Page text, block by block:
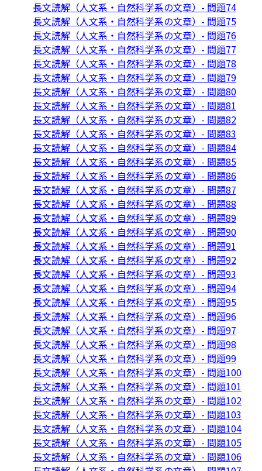
長文読解（人文系・自然科学系の文章）- 問題74
長文読解（人文系・自然科学系の文章）- 問題75
長文読解（人文系・自然科学系の文章）- 問題76
長文読解（人文系・自然科学系の文章）- 問題77
長文読解（人文系・自然科学系の文章）- 問題78
長文読解（人文系・自然科学系の文章）- 問題79
長文読解（人文系・自然科学系の文章）- 問題80
長文読解（人文系・自然科学系の文章）- 問題81
長文読解（人文系・自然科学系の文章）- 問題82
長文読解（人文系・自然科学系の文章）- 問題83
長文読解（人文系・自然科学系の文章）- 問題84
長文読解（人文系・自然科学系の文章）- 問題85
長文読解（人文系・自然科学系の文章）- 問題86
長文読解（人文系・自然科学系の文章）- 問題87
長文読解（人文系・自然科学系の文章）- 問題88
長文読解（人文系・自然科学系の文章）- 問題89
長文読解（人文系・自然科学系の文章）- 問題90
長文読解（人文系・自然科学系の文章）- 問題91
長文読解（人文系・自然科学系の文章）- 問題92
長文読解（人文系・自然科学系の文章）- 問題93
長文読解（人文系・自然科学系の文章）- 問題94
長文読解（人文系・自然科学系の文章）- 問題95
長文読解（人文系・自然科学系の文章）- 問題96
長文読解（人文系・自然科学系の文章）- 問題97
長文読解（人文系・自然科学系の文章）- 問題98
長文読解（人文系・自然科学系の文章）- 問題99
長文読解（人文系・自然科学系の文章）- 問題100
長文読解（人文系・自然科学系の文章）- 問題101
長文読解（人文系・自然科学系の文章）- 問題102
長文読解（人文系・自然科学系の文章）- 問題103
長文読解（人文系・自然科学系の文章）- 問題104
長文読解（人文系・自然科学系の文章）- 問題105
長文読解（人文系・自然科学系の文章）- 問題106